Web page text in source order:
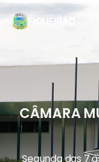
CÂMARA
Segunda das 7